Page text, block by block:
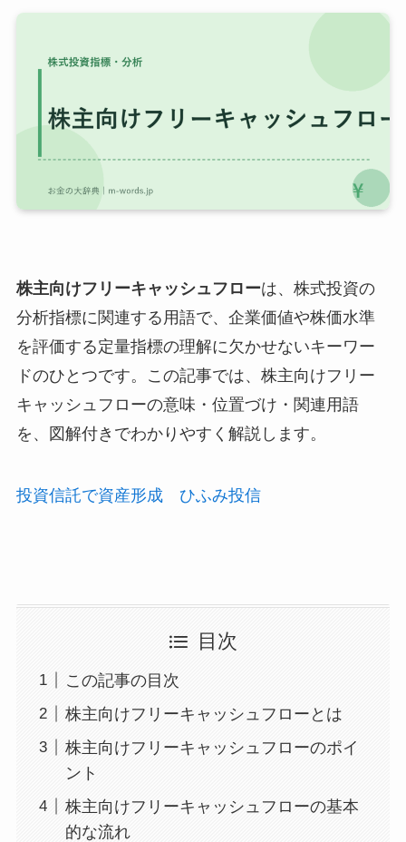
株主向けフリーキャッシュフローは、株式投資の
分析指標に関連する用語で、企業価値や株価水準
を評価する定量指標の理解に欠かせないキーワー
ドのひとつです。この記事では、株主向けフリー
キャッシュフローの意味・位置づけ・関連用語
を、図解付きでわかりやすく解説します。
投資信託で資産形成 ひふみ投信
目次
この記事の目次
株主向けフリーキャッシュフローとは
株主向けフリーキャッシュフローのポイ
ント
株主向けフリーキャッシュフローの基本
的な流れ